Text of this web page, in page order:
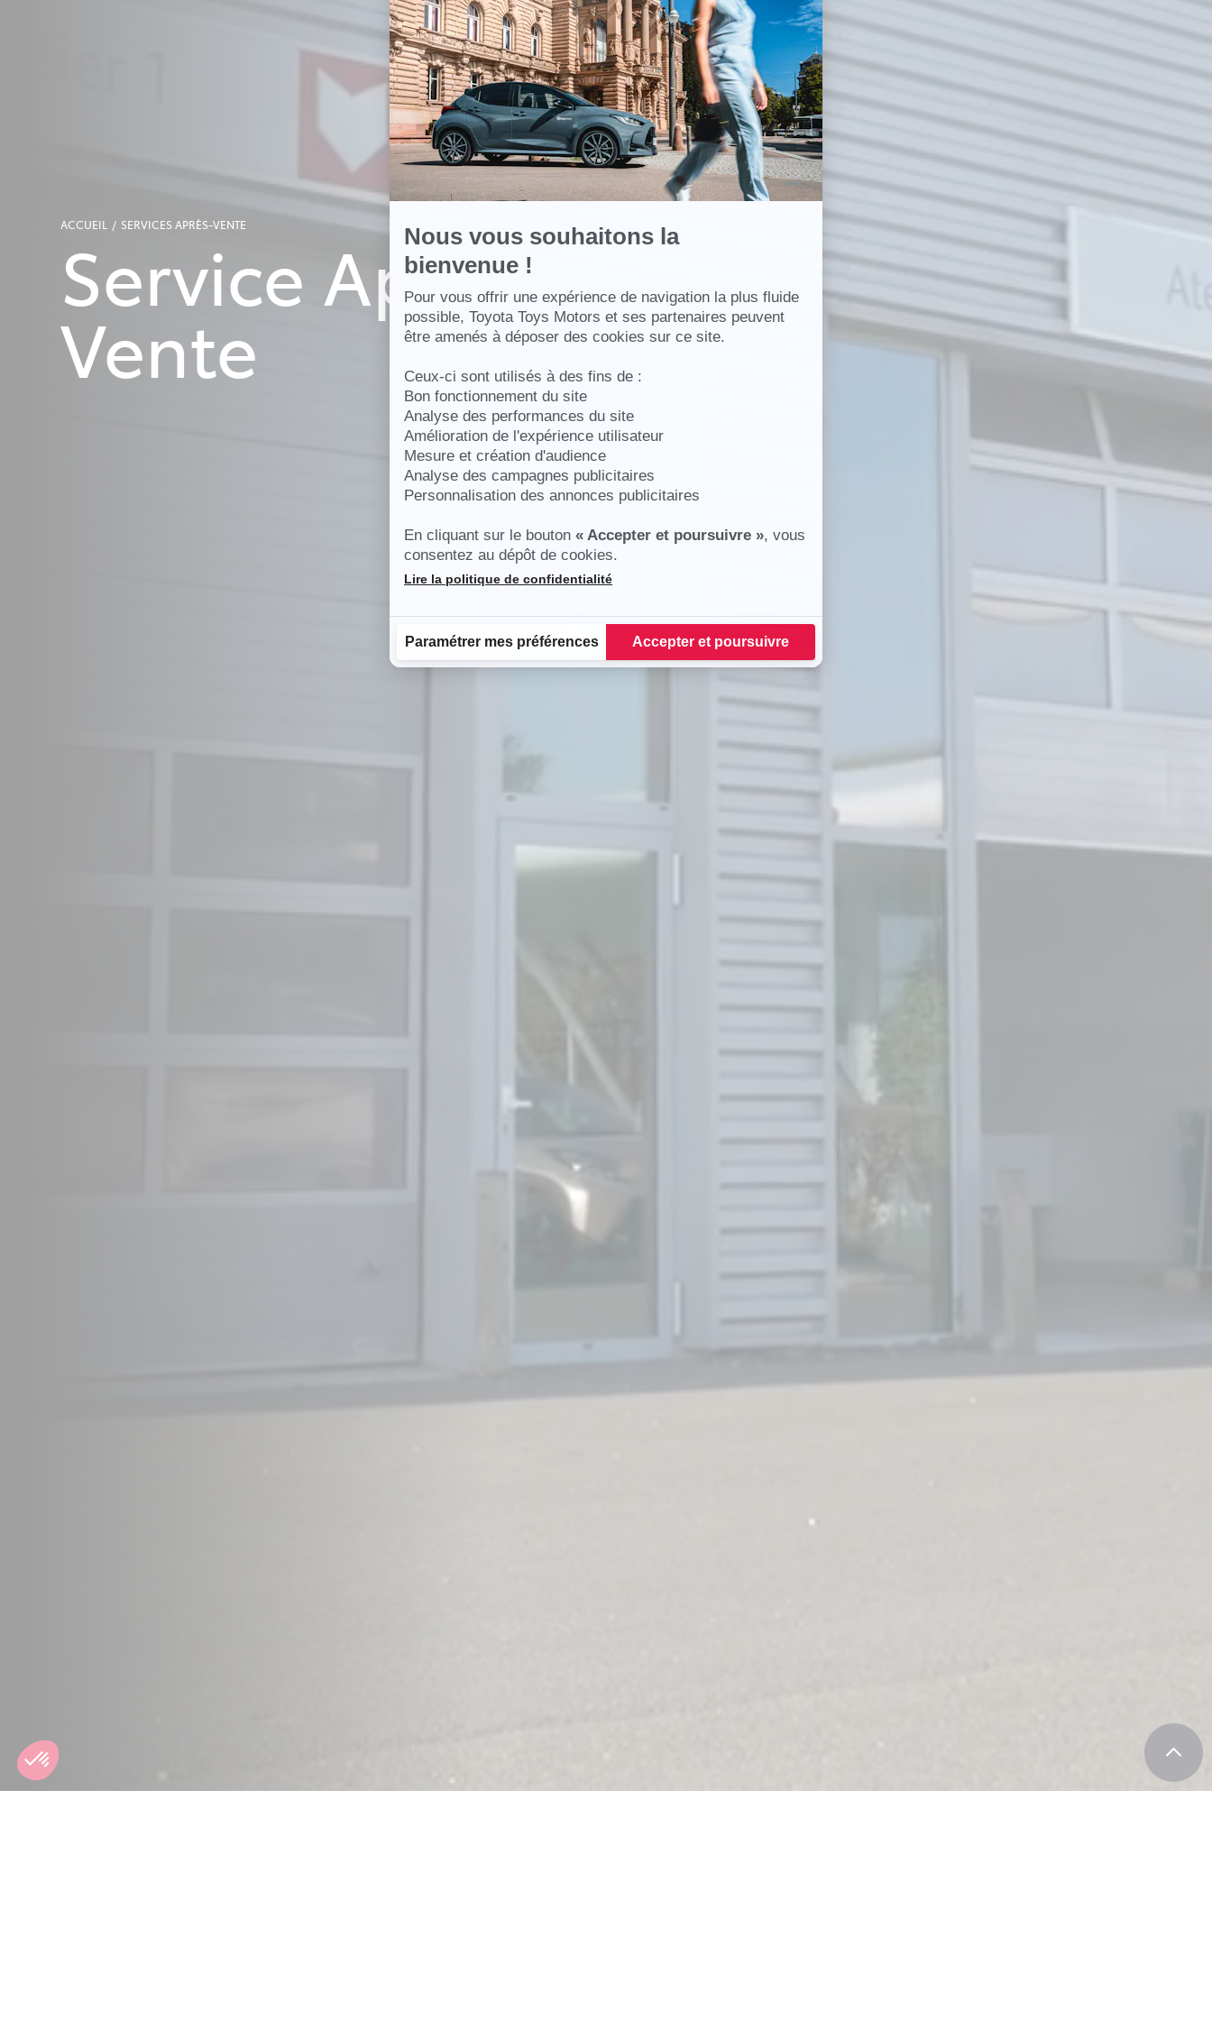
savoir
plus
sur
Axeptio
Nous vous souhaitons la
bienvenue !
Pour vous offrir une expérience de navigation la plus fluide
possible, Toyota Toys Motors et ses partenaires peuvent
être amenés à déposer des cookies sur ce site.
Ceux-ci sont utilisés à des fins de :
Bon fonctionnement du site
Analyse des performances du site
Amélioration de l'expérience utilisateur
Mesure et création d'audience
Analyse des campagnes publicitaires
Personnalisation des annonces publicitaires
En cliquant sur le bouton « Accepter et poursuivre », vous
consentez au dépôt de cookies.
Plateforme de Gestion du Consentement : Personnalisez vos Options
Lire la politique de confidentialité
Paramétrer mes préférences Accepter et poursuivre
Axeptio consent
ACCUEIL SERVICES APRÈS-VENTE
Service Après-
Vente